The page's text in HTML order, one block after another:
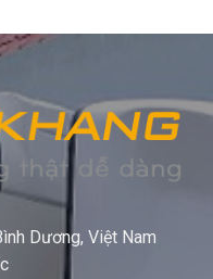
Dương, Việt Nam